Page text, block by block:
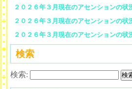
２０２６年３月現在のアセンションの
２０２６年３月現在のアセンションの
２０２６年３月現在のアセンションの
検索
検索: